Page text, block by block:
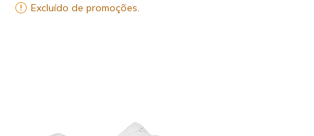
Excluído de promoções.